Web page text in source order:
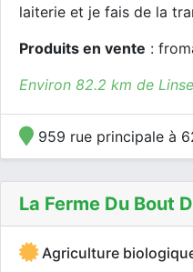
laiterie et je fais de la
Produits en vente :
Environ 82.2 km de
959 rue principale à
La Ferme Du Bout
Agriculture